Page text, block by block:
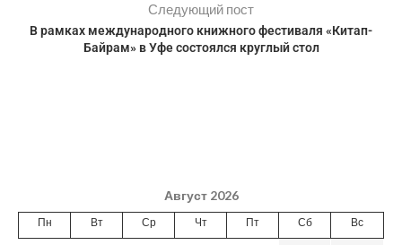
Следующий пост
В рамках международного книжного фестиваля «Китап-
Байрам» в Уфе состоялся круглый стол
Август 2026
Пн Вт Ср Чт Пт Сб Вс